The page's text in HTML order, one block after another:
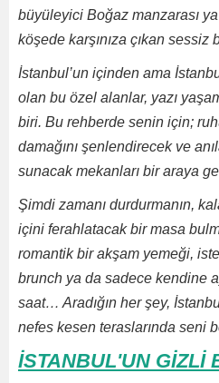
büyüleyici Boğaz manzarası
köşede karşınıza çıkan sessiz
İstanbul’un içinden ama
olan bu özel alanlar, yazı
biri. Bu rehberde senin için;
damağını şenlendirecek ve
sunacak mekanları bir araya
Şimdi zamanı durdurmanın,
içini ferahlatacak bir masa
romantik bir akşam yemeği,
brunch ya da sadece kendine
saat… Aradığın her şey,
nefes kesen teraslarında seni
İSTANBUL'UN GİZLİ